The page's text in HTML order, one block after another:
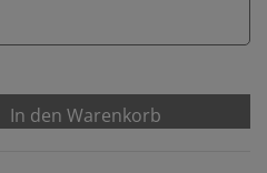
In den Warenkorb